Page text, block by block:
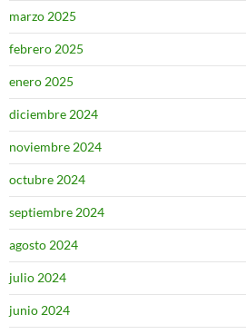
marzo 2025
febrero 2025
enero 2025
diciembre 2024
noviembre 2024
octubre 2024
septiembre 2024
agosto 2024
julio 2024
junio 2024